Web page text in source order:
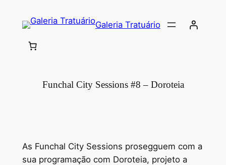
Galeria Tratuário
Funchal City Sessions #8 – Doroteia
As Funchal City Sessions prosegguem com a
sua programação com Doroteia, projeto a